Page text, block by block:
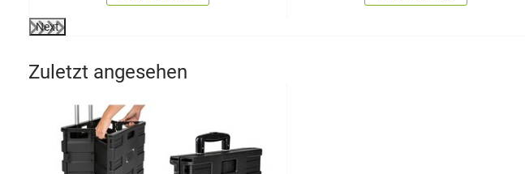
Next
Zuletzt angesehen